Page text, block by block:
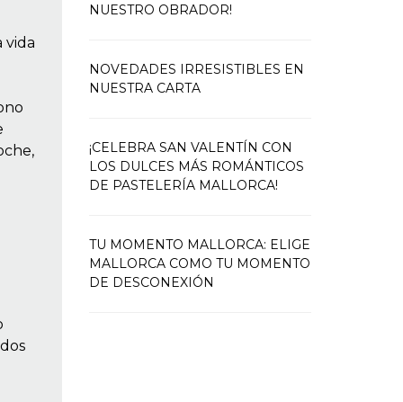
vida
NUESTRO OBRADOR!
NOVEDADES IRRESISTIBLES EN
NUESTRA CARTA
¡CELEBRA SAN VALENTÍN CON
LOS DULCES MÁS ROMÁNTICOS
DE PASTELERÍA MALLORCA!
TU MOMENTO MALLORCA: ELIGE
MALLORCA COMO TU MOMENTO
DE DESCONEXIÓN